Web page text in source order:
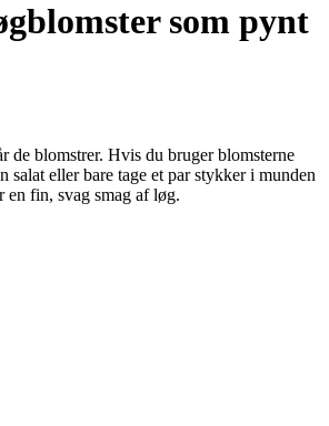
som pynt
de blomstrer. Hvis du bruger blomsterne
salat eller bare tage et par stykker i munden
en fin, svag smag af løg.